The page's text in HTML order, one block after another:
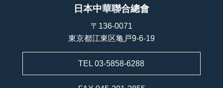
日本中華聯合總會
〒136-0071
東京都江東区亀戸9-6-19
TEL 03-5858-6288